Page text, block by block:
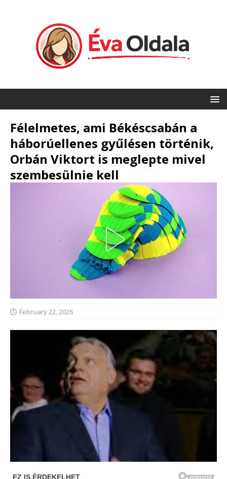
Félelmetes, ami Békéscsabán a
háborúellenes gyűlésen történik,
Orbán Viktort is meglepte mivel
szembesülnie kell
February 22, 2026